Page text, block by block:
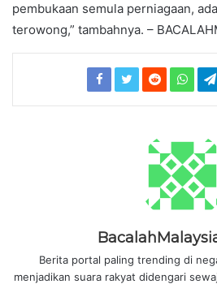
pembukaan semula perniagaan,
terowong,” tambahnya. –
Berita portal paling trending di
menjadikan suara rakyat didengari